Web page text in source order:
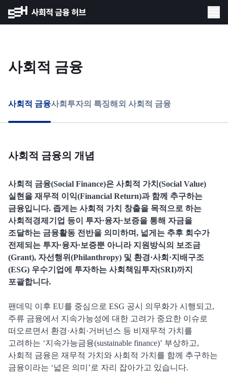
사회적 금융
사회적 금융사회투자의 특징해외 사회적 금융
사회적 금융의 개념
사회적 금융(Social Finance)은 사회적 가치(Social Value)
실현을 재무적 이익(Financial Return)과 함께 추구하는
금융입니다. 좁게는 사회적 가치 창출을 목적으로 하는
사회적경제기업 등이 투자·융자·보증을 통해 자금을
조달하는 금융활동 전반을 의미하며, 넓게는 추후 회수가
전제되는 투자·융자·보증뿐 아니라 지원방식의 보조금
(Grant), 자선행위(Philanthropy) 및 환경·사회·지배구조
(ESG) 우수기업에 투자하는 사회책임투자(SRI)까지
포괄합니다.
팬데믹 이후 EU를 중심으로 ESG 공시 의무화가 시행되고,
주류 금융에서 지속가능성에 대한 고려가 중요한 이슈로
떠오르면서 환경·사회·거버넌스 등 비재무적 가치를
고려하는 ‘지속가능금융(sustainable finance)’ 부상하고,
사회적 금융은 재무적 가치와 사회적 가치를 함께 추구하는
금융이라는 ‘넓은 의미’로 자리 잡아가고 있습니다.